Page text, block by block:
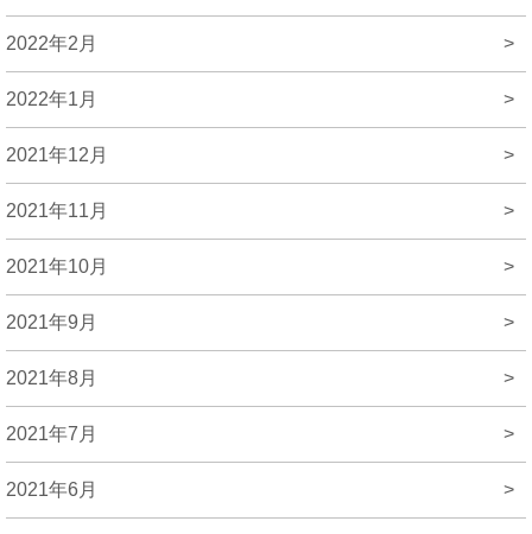
2022年2月 >
2022年1月 >
2021年12月 >
2021年11月 >
2021年10月 >
2021年9月 >
2021年8月 >
2021年7月 >
2021年6月 >